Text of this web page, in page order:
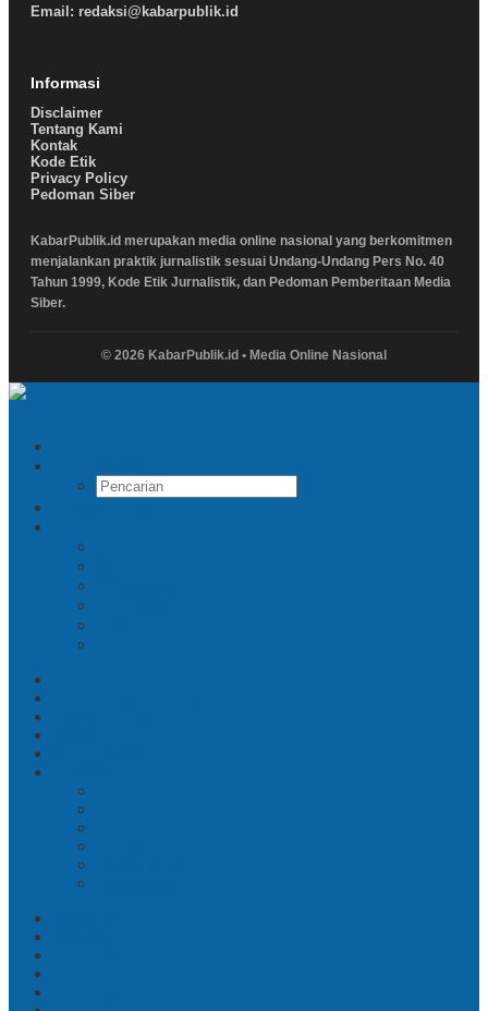
Email: redaksi@kabarpublik.id
Informasi
Disclaimer
Tentang Kami
Kontak
Kode Etik
Privacy Policy
Pedoman Siber
KabarPublik.id merupakan media online nasional yang berkomitmen
menjalankan praktik jurnalistik sesuai Undang-Undang Pers No. 40
Tahun 1999, Kode Etik Jurnalistik, dan Pedoman Pemberitaan Media
Siber.
© 2026 KabarPublik.id • Media Online Nasional